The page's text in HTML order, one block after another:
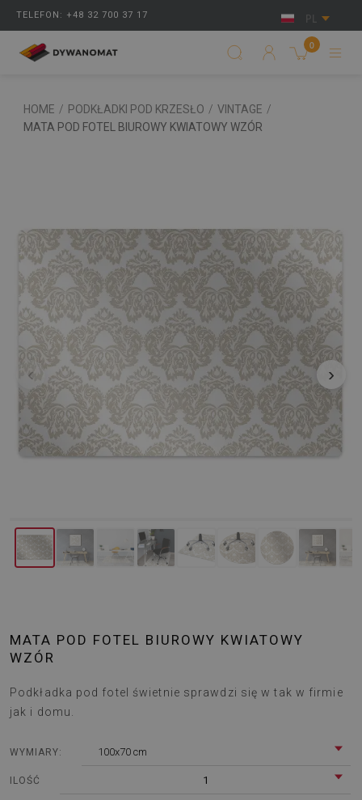
TELEFON: +48 32 700 37 17 PL
0
HOME / PODKŁADKI POD KRZESŁO / VINTAGE /
MATA POD FOTEL BIUROWY KWIATOWY WZÓR
‹ ›
MATA POD FOTEL BIUROWY KWIATOWY
WZÓR
Podkładka pod fotel świetnie sprawdzi się w tak w firmie
jak i domu.
WYMIARY: 100x70 cm
ILOŚĆ 1